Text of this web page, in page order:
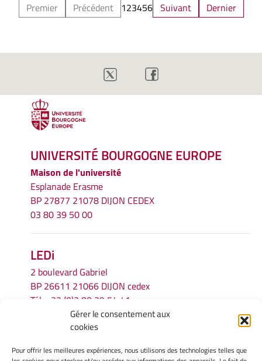
Gérer le consentement aux
cookies
Pour offrir les meilleures expériences, nous utilisons des technologies telles que
Premier Précédent 123456 Suivant Dernier
UNIVERSITÉ BOURGOGNE EUROPE
Maison de l'université
Esplanade Erasme
BP 27877 21078 DIJON CEDEX
03 80 39 50 00
LEDi
2 boulevard Gabriel
BP 26611 21066 DIJON cedex
Tél.
+33 (0)3 80 39 54 41
secretariat.ledi@u-bourgogne.fr
INFORMATIONS LÉGALES